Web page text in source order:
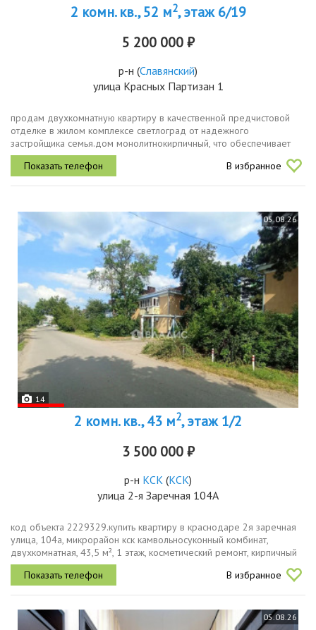
2 комн. кв., 52 м2, этаж 6/19
5 200 000 ₽
р-н (Славянский)
улица Красных Партизан 1
продам двухкомнатную квартиру в качественной предчистовой
отделке в жилом комплексе светлоград от надежного
застройщика семья.дом монолитнокирпичный, что обеспечивает
хорошую шумотеплоизоляцию. придомовая территория
ухоженная и красивая....
В избранное
05.08.26
14
2 комн. кв., 43 м2, этаж 1/2
3 500 000 ₽
р-н КСК (КСК)
улица 2-я Заречная 104А
код объекта 2229329.купить квартиру в краснодаре 2я заречная
улица, 104а, микрорайон кск камвольносуконный комбинат,
двухкомнатная, 43,5 м², 1 этаж, косметический ремонт, кирпичный
дом 1985 г.звоните все объекты проходят проверку
документов,...
В избранное
05.08.26